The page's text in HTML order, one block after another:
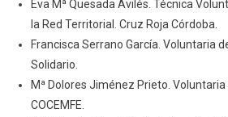
Eva Mª Quesada Avilés. Técnica
la Red Territorial. Cruz Roja Córdoba.
Francisca Serrano García. Voluntaria
Solidario.
Mª Dolores Jiménez Prieto.
COCEMFE.